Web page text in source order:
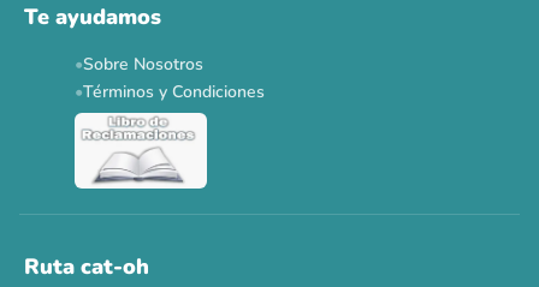
Te ayudamos
Sobre Nosotros
Términos y Condiciones
Ruta cat-oh